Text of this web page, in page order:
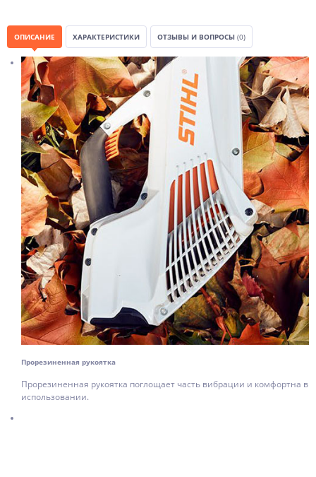
ОПИСАНИЕ ХАРАКТЕРИСТИКИ ОТЗЫВЫ И ВОПРОСЫ (0)
Прорезиненная рукоятка
Прорезиненная рукоятка поглощает часть вибрации и комфортна в
использовании.